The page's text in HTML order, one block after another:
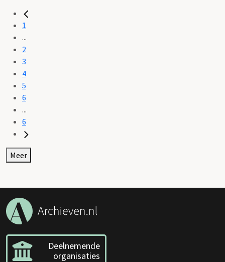
1
...
2
3
4
5
6
...
6
Meer
Deelnemende
organisaties